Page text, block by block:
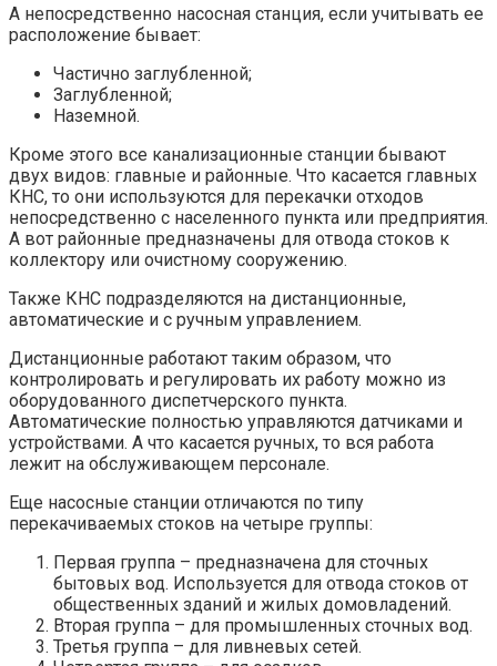
А непосредственно насосная станция, если учитывать ее
расположение бывает:
Частично заглубленной;
Заглубленной;
Наземной.
Кроме этого все канализационные станции бывают
двух видов: главные и районные. Что касается главных
КНС, то они используются для перекачки отходов
непосредственно с населенного пункта или предприятия.
А вот районные предназначены для отвода стоков к
коллектору или очистному сооружению.
Также КНС подразделяются на дистанционные,
автоматические и с ручным управлением.
Дистанционные работают таким образом, что
контролировать и регулировать их работу можно из
оборудованного диспетчерского пункта.
Автоматические полностью управляются датчиками и
устройствами. А что касается ручных, то вся работа
лежит на обслуживающем персонале.
Еще насосные станции отличаются по типу
перекачиваемых стоков на четыре группы:
Первая группа – предназначена для сточных
бытовых вод. Используется для отвода стоков от
общественных зданий и жилых домовладений.
Вторая группа – для промышленных сточных вод.
Третья группа – для ливневых сетей.